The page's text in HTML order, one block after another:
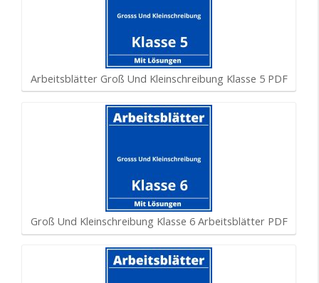
Arbeitsblätter Groß Und Kleinschreibung Klasse 5 PDF
Groß Und Kleinschreibung Klasse 6 Arbeitsblätter PDF